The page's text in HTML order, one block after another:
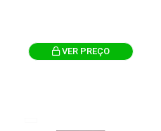
VER PREÇO